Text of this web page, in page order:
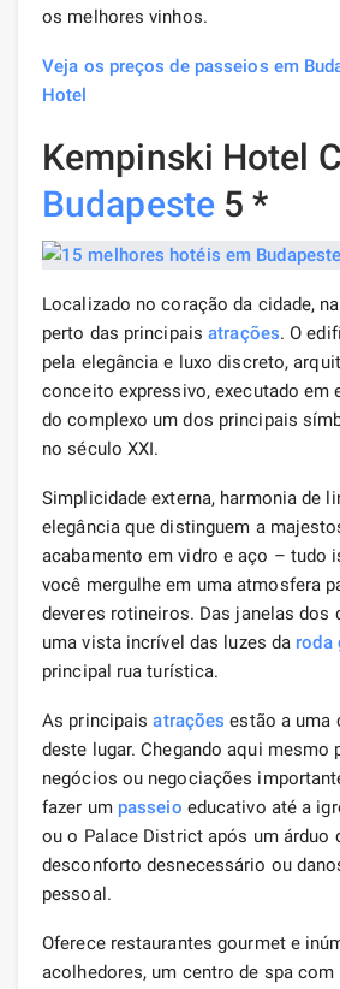
os melhores vinhos.
Veja os preços de passeios em
Hotel
Kempinski Hotel
Budapeste5 *
Localizado no coração da cidade,
perto das principaisatrações. O
pela elegância e luxo discreto,
conceito expressivo, executado em
do complexo um dos principais
no século XXI.
Simplicidade externa, harmonia de
elegância que distinguem a
acabamento em vidro e aço – tudo
você mergulhe em uma atmosfera
deveres rotineiros. Das janelas dos
uma vista incrível das luzes da roda
principal rua turística.
As principaisatrações estão a uma
deste lugar. Chegando aqui mesmo
negócios ou negociações
fazer um passeio educativo até a
ou o Palace District após um árduo
desconforto desnecessário ou
pessoal.
Oferece restaurantes gourmet e
acolhedores, um centro de spa